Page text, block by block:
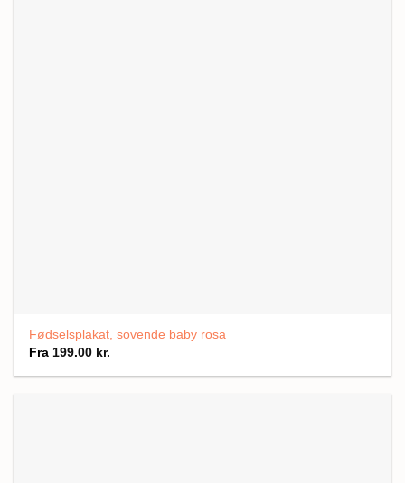
Fødselsplakat, sovende baby rosa
Fra 199.00 kr.